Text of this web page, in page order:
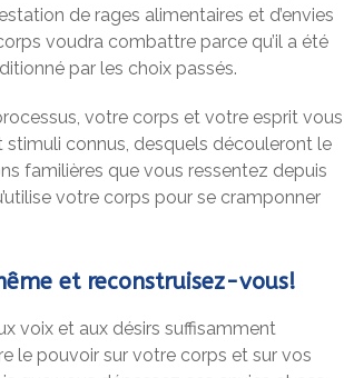
de rages alimentaires et d’envies
voudra combattre parce qu’il a été
par les choix passés.
votre corps et votre esprit vous
connus, desquels découleront le
familières que vous ressentez depuis
votre corps pour se cramponner
et reconstruisez-vous!
voix et aux désirs suffisamment
le pouvoir sur votre corps et sur vos